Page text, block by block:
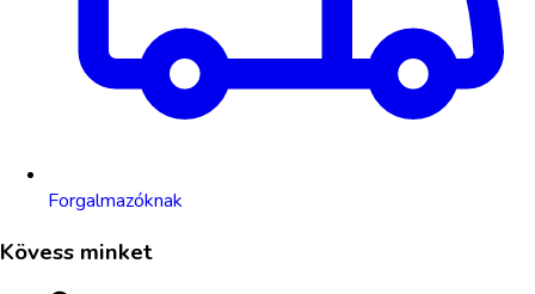
Forgalmazóknak
Kövess minket